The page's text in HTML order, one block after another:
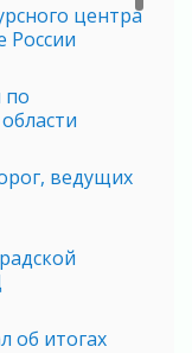
центра
России
по
ведущих
об итогах